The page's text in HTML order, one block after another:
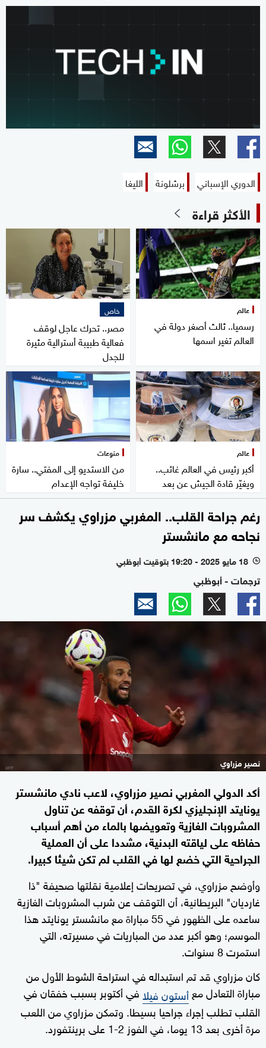
الدوري الإسباني برشلونة الليغا
الأكثر قراءة
عالم
رسميا.. ثالث أصغر دولة في
العالم تغير اسمها
خاص
مصر.. تحرك عاجل لوقف
فعالية طبيبة أسترالية مثيرة
للجدل
عالم
أكبر رئيس في العالم غائب..
ويغيّر قادة الجيش عن بعد
منوعات
من الاستديو إلى المفتي.. سارة
خليفة تواجه الإعدام
رغم جراحة القلب.. المغربي مزراوي يكشف سر
نجاحه مع مانشستر
l 18 مايو 2025 - 19:20 بتوقيت أبوظبي
ترجمات - أبوظبي
نصير مزراوي
أكد الدولي المغربي نصير مزراوي، لاعب نادي مانشستر
يونايتد الإنجليزي لكرة القدم، أن توقفه عن تناول
المشروبات الغازية وتعويضها بالماء من أهم أسباب
حفاظه على لياقته البدنية، مشددا على أن العملية
الجراحية التي خضع لها في القلب لم تكن شيئا كبيرا.
وأوضح مزراوي، في تصريحات إعلامية نقلتها صحيفة "ذا
غارديان" البريطانية، أن التوقف عن شرب المشروبات الغازية
ساعده على الظهور في 55 مباراة مع مانشستر يونايتد هذا
الموسم؛ وهو أكبر عدد من المباريات في مسيرته، التي
استمرت 8 سنوات.
كان مزراوي قد تم استبداله في استراحة الشوط الأول من
مباراة التعادل معأستون فيلافي أكتوبر بسبب خفقان في
القلب تطلب إجراء جراحيا بسيطا. وتمكن مزراوي من اللعب
مرة أخرى بعد 13 يوما، في الفوز 2-1 على برينتفورد.